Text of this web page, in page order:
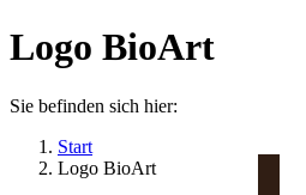
Logo BioArt
Sie befinden sich hier:
Start
Logo BioArt